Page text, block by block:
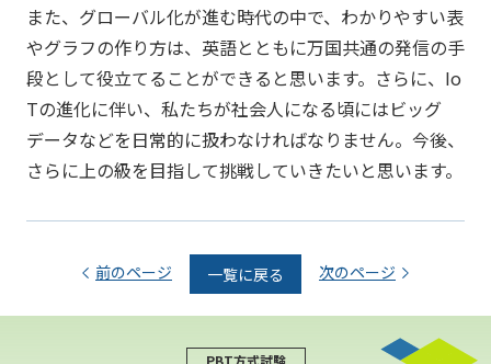
また、グローバル化が進む時代の中で、わかりやすい表
やグラフの作り方は、英語とともに万国共通の発信の手
段として役立てることができると思います。さらに、Io
Tの進化に伴い、私たちが社会人になる頃にはビッグ
データなどを日常的に扱わなければなりません。今後、
さらに上の級を目指して挑戦していきたいと思います。
前のページ 一覧に戻る 次のページ
PBT方式試験